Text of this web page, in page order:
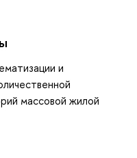
и
массовой жилой